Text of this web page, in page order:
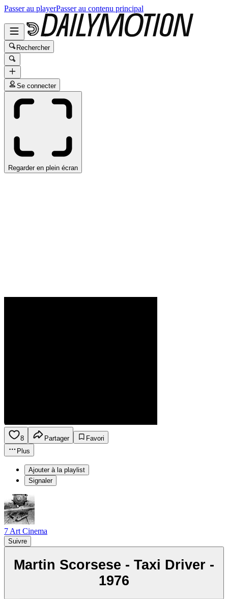
Passer au playerPasser au contenu principal
Rechercher
Se connecter
Regarder en plein écran
8 Partager
Favori
Plus
Ajouter à la playlist
Signaler
7 Art Cinema
Suivre
Martin Scorsese - Taxi Driver -
1976